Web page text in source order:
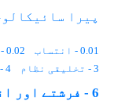
پیرا
0.01 - انتساب 0.02 - عرض ناشر
3 - تخلیقی نظام
4 - نقطہ کھلتا ہے
6 - فرشتے اور انسان